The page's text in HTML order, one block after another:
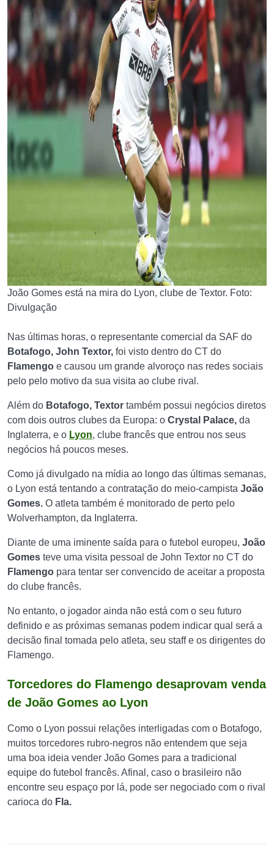
João Gomes está na mira do Lyon, clube de Textor. Foto:
Divulgação
Nas últimas horas, o representante comercial da SAF do
Botafogo, John Textor, foi visto dentro do CT do
Flamengo e causou um grande alvoroço nas redes sociais
pelo pelo motivo da sua visita ao clube rival.
Além do Botafogo, Textor também possui negócios diretos
com dois outros clubes da Europa: o Crystal Palace, da
Inglaterra, e o Lyon, clube francês que entrou nos seus
negócios há poucos meses.
Como já divulgado na mídia ao longo das últimas semanas,
o Lyon está tentando a contratação do meio-campista João
Gomes. O atleta também é monitorado de perto pelo
Wolverhampton, da Inglaterra.
Diante de uma iminente saída para o futebol europeu, João
Gomes teve uma visita pessoal de John Textor no CT do
Flamengo para tentar ser convencido de aceitar a proposta
do clube francês.
No entanto, o jogador ainda não está com o seu futuro
definido e as próximas semanas podem indicar qual será a
decisão final tomada pelo atleta, seu staff e os dirigentes do
Flamengo.
Torcedores do Flamengo desaprovam venda
de João Gomes ao Lyon
Como o Lyon possui relações interligadas com o Botafogo,
muitos torcedores rubro-negros não entendem que seja
uma boa ideia vender João Gomes para a tradicional
equipe do futebol francês. Afinal, caso o brasileiro não
encontre seu espaço por lá, pode ser negociado com o rival
carioca do Fla.